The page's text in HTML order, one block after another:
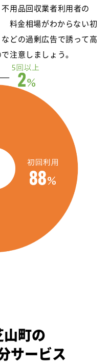
用品回収業者利用者の
料金相場がわからない初
どの過剰広告で誘って高
注意しましょう。
町の
サービス